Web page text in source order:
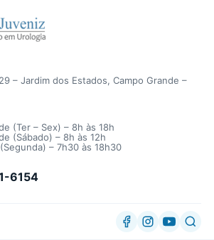
– Jardim dos Estados, Campo Grande –
(Ter – Sex) – 8h às 18h
(Sábado) – 8h às 12h
– 7h30 às 18h30
6154